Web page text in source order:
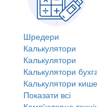
Шредери
Калькулятори
Калькулятори
Калькулятори
Калькулятори
Показати всі